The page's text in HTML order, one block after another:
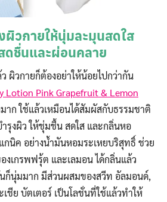
ผิวกายให้นุ่มละมุนสดใส
ดชื่นและผ่อนคลาย
ผิวกายก็ต้องอย่าให้น้อยไปกว่ากัน
Lotion Pink Grapefruit & Lemon
าก ใช้แล้วเหมือนได้สัมผัสกับธรรมชาติ
รุงผิว ให้ชุ่มชื้น สดใส และกลิ่นหอ
นิค อย่างน้ำมันหอมระเหยบริสุทธิ์ ช่วย
เกรพฟรุ้ต และเลมอน ได้กลิ่นแล้ว
ก็นุ่มมาก มีส่วนผสมของสวีท อัลมอนด์,
ชีย บัตเตอร์ เป็นโลชั่นที่ใช้แล้วทำให้